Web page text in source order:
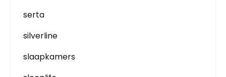
serta
silverline
slaapkamers